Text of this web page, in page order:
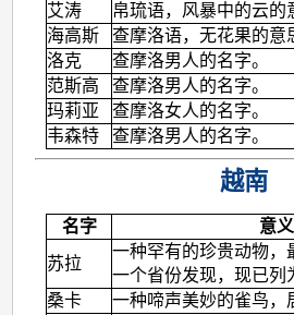
艾涛
帛琉语，风暴中的云的
海高斯
查摩洛语，无花果的意
洛克
查摩洛男人的名字。
范斯高
查摩洛男人的名字。
玛莉亚
查摩洛女人的名字。
韦森特
查摩洛男人的名字。
越南
名字
意义
苏拉
一种罕有的珍贵动物，
一个省份发现，现已列
桑卡
一种啼声美妙的雀鸟，